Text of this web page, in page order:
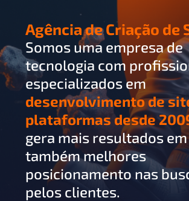
Agência de Criação de
Somos uma empresa de
tecnologia com
especializados em
desenvolvimento de
plataformas desde
gera mais resultados
também melhores
posicionamento nas
pelos clientes.